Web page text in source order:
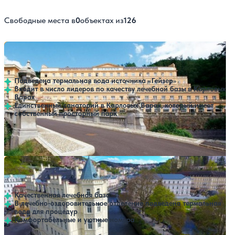
Свободные места в0объектах из126
Санаторий Richmond
Карловы Вары
Подведена термальная вода источника «Гейзер»
Входит в число лидеров по качеству лечебной базы в Карловых
Варах
Единственный санаторий в Карловых Варах, который имеет
собственный просторный парк
Профилей лечения:3 SPA
Нет цен или свободных мест на выбранные даты
Выбрать другой вариант
Санаторий Pavlov
Карловы Вары
Качественная лечебная база
В лечебно-оздоровительное отделение подведена термальная
вода для процедур
Комфортабельные и уютные номера
Нет цен или свободных мест на выбранные даты
Выбрать другой вариант